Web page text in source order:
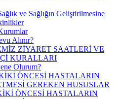
ve Sağlığın Geliştirilmesine
Alınır?
ZİYARET SAATLERİ VE
KURALLARI
Olurum?
ÖNCESİ HASTALARIN
GEREKEN HUSUSLAR
ÖNCESİ HASTALARIN